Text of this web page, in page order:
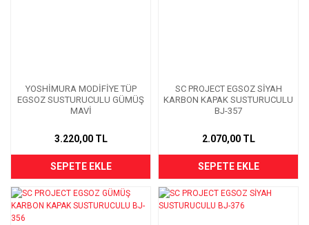
YOSHİMURA MODİFİYE TÜP
EGSOZ SUSTURUCULU GÜMÜŞ
MAVİ
3.220,00 TL
SEPETE EKLE
SC PROJECT EGSOZ SİYAH
KARBON KAPAK SUSTURUCULU
BJ-357
2.070,00 TL
SEPETE EKLE